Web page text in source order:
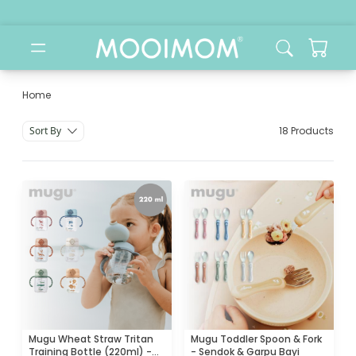
Home
Filter Kategori Balita
Sort By 18 Products
Mugu Wheat Straw Tritan
Training Bottle (220ml) -
Mugu Toddler Spoon & Fork
- Sendok & Garpu Bayi